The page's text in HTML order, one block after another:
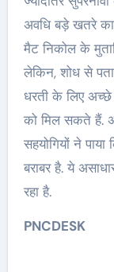
अवधि बड़े खतरे का
मैट निकोल के
लेकिन, शोध से
धरती के लिए
को मिल सकते हैं.
सहयोगियों ने
बराबर है. ये
रहा है.
PNCDESK